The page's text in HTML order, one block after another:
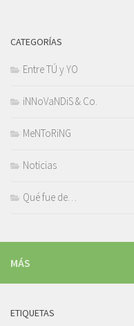
CATEGORÍAS
Entre TÚ y YO
iNNoVaNDiS & Co.
MeNToRiNG
Noticias
Qué fue de…
MÁS
ETIQUETAS